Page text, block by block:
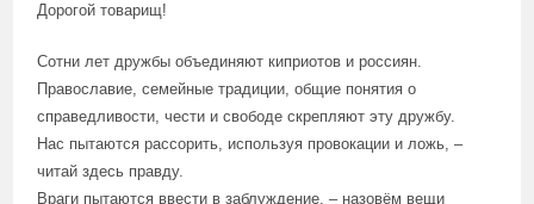
Дорогой товарищ!
Сотни лет дружбы объединяют киприотов и россиян.
Православие, семейные традиции, общие понятия о
справедливости, чести и свободе скрепляют эту дружбу.
Нас пытаются рассорить, используя провокации и ложь, –
читай здесь правду.
Враги пытаются ввести в заблуждение, – назовём вещи